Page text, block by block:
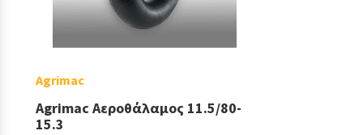
Agrimac
Agrimac Αεροθάλαμος 11.5/80-
15.3